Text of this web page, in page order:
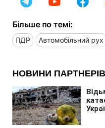
Більше по темі:
ПДР Автомобільний рух